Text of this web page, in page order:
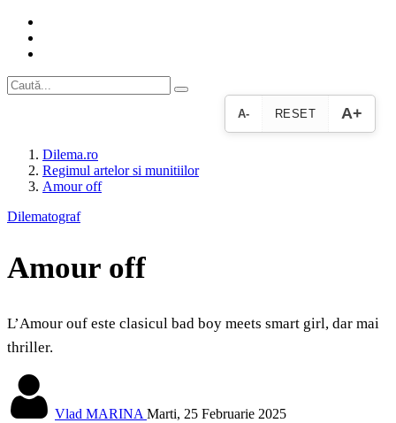
A- RESET A+
Dilema.ro
Regimul artelor si munitiilor
Amour off
Dilematograf
Amour off
L’Amour ouf este clasicul bad boy meets smart girl, dar mai
thriller.
Vlad MARINA Marti, 25 Februarie 2025